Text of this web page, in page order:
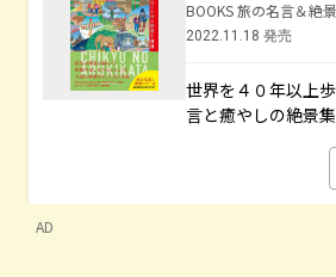
BOOKS 旅の名言＆絶景
2022.11.18 発売
世界を４０年以上
言と癒やしの絶景集
AD